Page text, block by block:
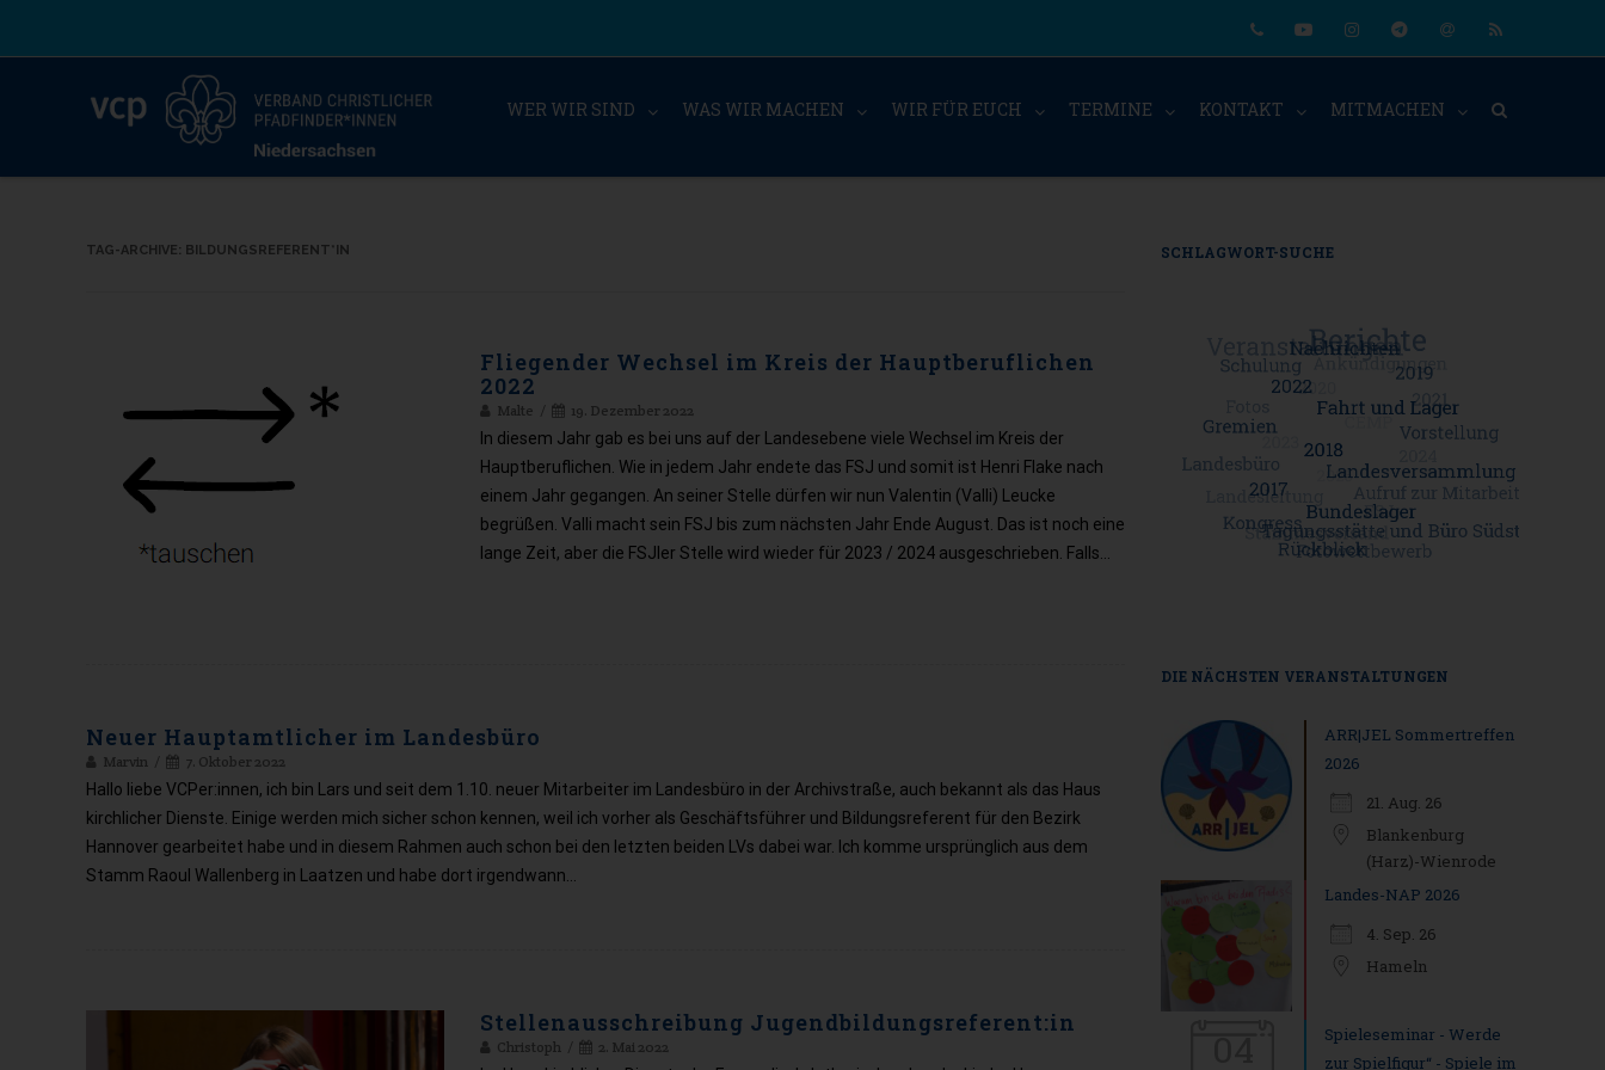
WER WIR SIND WAS WIR MACHEN WIR FÜR EUCH TERMINE KONTAKT MITMACHEN
TAG-ARCHIVE: BILDUNGSREFERENT*IN
Fliegender Wechsel im Kreis der Hauptberuflichen
2022
Malte 19. Dezember 2022
In diesem Jahr gab es bei uns auf der Landesebene viele Wechsel im Kreis der
Hauptberuflichen. Wie in jedem Jahr endete das FSJ und somit ist Henri Flake nach
einem Jahr gegangen. An seiner Stelle dürfen wir nun Valentin (Valli) Leucke
begrüßen. Valli macht sein FSJ bis zum nächsten Jahr Ende August. Das ist noch eine
lange Zeit, aber die FSJler Stelle wird wieder für 2023 / 2024 ausgeschrieben. Falls…
Neuer Hauptamtlicher im Landesbüro
Marvin 7. Oktober 2022
Hallo liebe VCPer:innen, ich bin Lars und seit dem 1.10. neuer Mitarbeiter im Landesbüro in der Archivstraße, auch bekannt als das Haus
kirchlicher Dienste. Einige werden mich sicher schon kennen, weil ich vorher als Geschäftsführer und Bildungsreferent für den Bezirk
Hannover gearbeitet habe und in diesem Rahmen auch schon bei den letzten beiden LVs dabei war. Ich komme ursprünglich aus dem
Stamm Raoul Wallenberg in Laatzen und habe dort irgendwann…
Stellenausschreibung Jugendbildungsreferent:in
Christoph 2. Mai 2022
SCHLAGWORT-SUCHE
DIE NÄCHSTEN VERANSTALTUNGEN
ARR|JEL Sommertreffen
2026
21. Aug. 26
Blankenburg
(Harz)-Wienrode
Landes-NAP 2026
4. Sep. 26
Hameln
Spieleseminar - Werde
zur Spielfigur“ - Spiele im